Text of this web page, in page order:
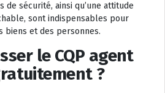
sécurité, ainsi qu’une attitude
sont indispensables pour
biens et des personnes.
le CQP agent
?